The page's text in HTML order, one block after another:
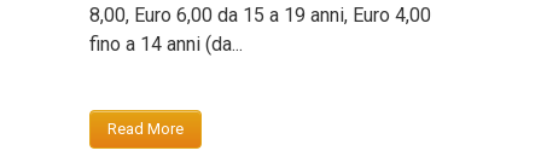
8,00, Euro 6,00 da 15 a 19 anni, Euro 4,00
fino a 14 anni (da...
Read More